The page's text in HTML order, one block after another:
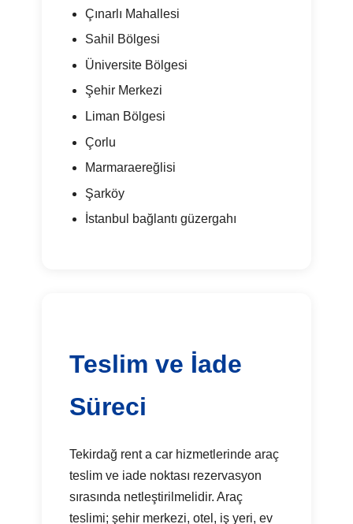
Çınarlı Mahallesi
Sahil Bölgesi
Üniversite Bölgesi
Şehir Merkezi
Liman Bölgesi
Çorlu
Marmaraereğlisi
Şarköy
İstanbul bağlantı güzergahı
Teslim ve İade
Süreci
Tekirdağ rent a car hizmetlerinde araç
teslim ve iade noktası rezervasyon
sırasında netleştirilmelidir. Araç
teslimi; şehir merkezi, otel, iş yeri, ev